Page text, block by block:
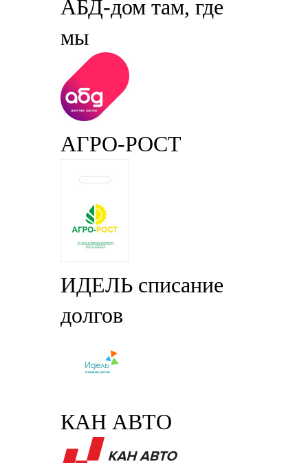
АБД-дом там, где
мы
АГРО-РОСТ
ИДЕЛЬ списание
долгов
КАН АВТО